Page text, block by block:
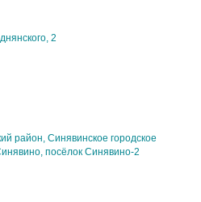
2
район, Синявинское городское
посёлок Синявино-2